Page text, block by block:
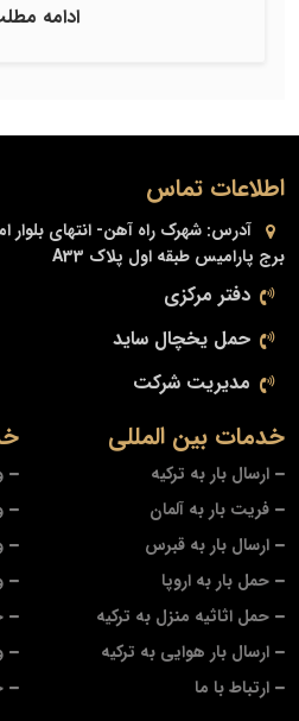
ادامه
خدمات بین المللی
ارسال بار به ترکیه
فریت بار به آلمان
ارسال بار به قبرس
حمل بار به اروپا
حمل اثاثیه منزل به ترکیه
ارسال بار هوایی به ترکیه
ارتباط با ما
اطلاعات تماس
آدرس: شهرک راه آهن- انتهای بلوار
برج پارامیس طبقه اول پلاک A33
دفتر مرکزی
حمل یخچال ساید
مدیریت شرکت